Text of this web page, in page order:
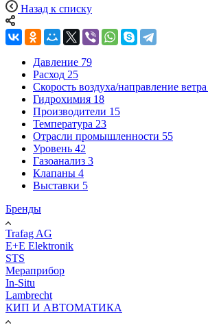
Назад к списку
Давление 79
Расход 25
Скорость воздуха/направление ветра
Гидрохимия 18
Производители 15
Температура 23
Отрасли промышленности 55
Уровень 42
Газоанализ 3
Клапаны 4
Выставки 5
Бренды
Trafag AG
E+E Elektronik
STS
Мераприбор
In-Situ
Lambrecht
КИП И АВТОМАТИКА